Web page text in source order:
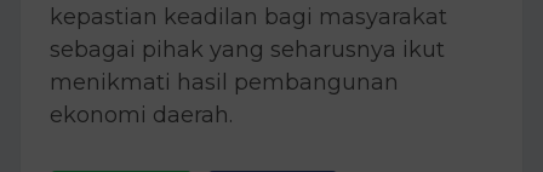
kepastian keadilan bagi masyarakat
sebagai pihak yang seharusnya ikut
menikmati hasil pembangunan
ekonomi daerah.